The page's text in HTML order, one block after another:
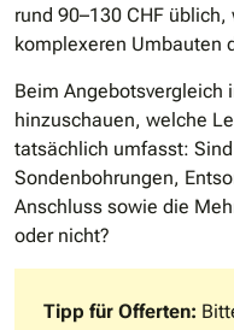
rund 90–130 CHF
komplexeren Umbauten
Beim Angebotsvergleich
hinzuschauen, welche
tatsächlich umfasst:
Sondenbohrungen,
Anschluss sowie die
oder nicht?
Tipp für Offerten: